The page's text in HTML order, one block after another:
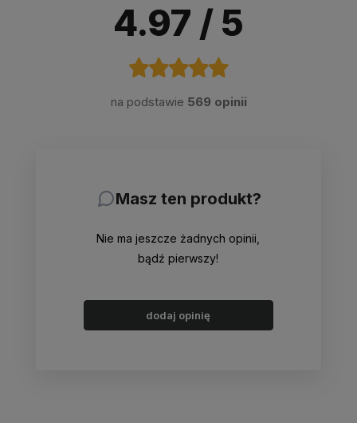
4.97 / 5
na podstawie 569 opinii
Masz ten produkt?
Nie ma jeszcze żadnych opinii,
bądź pierwszy!
dodaj opinię